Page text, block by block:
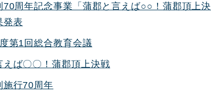
70周年記念事業「蒲郡と言えば○○！蒲郡頂上決
発表
第1回総合教育会議
えば〇〇！蒲郡頂上決戦
施行70周年